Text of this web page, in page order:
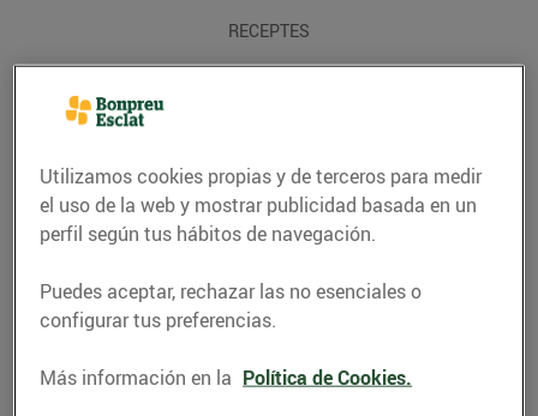
RECEPTES
RECETAS
Utilizamos cookies propias y de terceros para medir
el uso de la web y mostrar publicidad basada en un
perfil según tus hábitos de navegación.
Puedes aceptar, rechazar las no esenciales o
configurar tus preferencias.
Más información en la Política de Cookies.